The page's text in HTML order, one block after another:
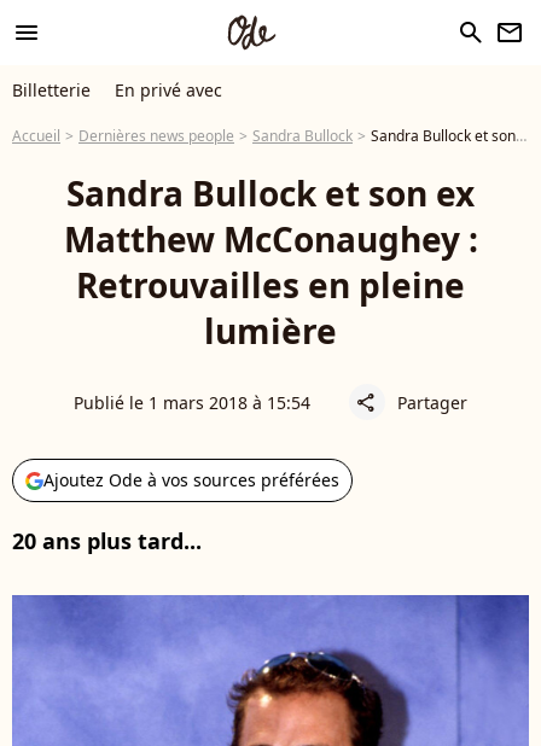
menu search newsletter
Billetterie En privé avec
Accueil Dernières news people Sandra Bullock Sandra Bullock et son ex Matthew McConaughey : Retrouvailles en pleine lumière
Sandra Bullock et son ex
Matthew McConaughey :
Retrouvailles en pleine
lumière
Publié le 1 mars 2018 à 15:54 share Partager
Ajoutez Ode à vos sources préférées
20 ans plus tard...